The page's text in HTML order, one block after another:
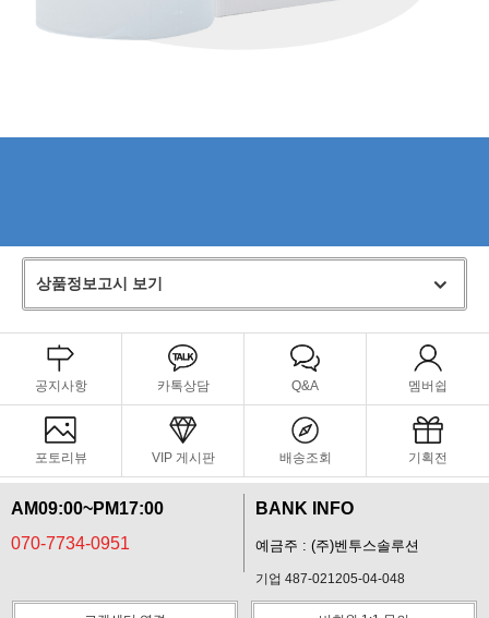
상품정보고시 보기
공지사항 카톡상담 Q&A 멤버쉽
포토리뷰 VIP 게시판 배송조회 기획전
AM09:00~PM17:00
070-7734-0951
BANK INFO
예금주 : (주)벤투스솔루션
기업 487-021205-04-048